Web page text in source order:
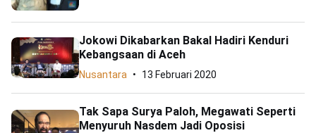
Jokowi Dikabarkan Bakal Hadiri Kenduri
Kebangsaan di Aceh
Nusantara 13 Februari 2020
Tak Sapa Surya Paloh, Megawati Seperti
Menyuruh Nasdem Jadi Oposisi